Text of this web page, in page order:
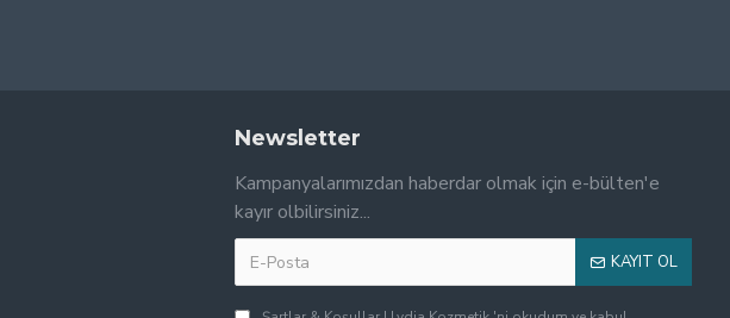
Newsletter
Kampanyalarımızdan haberdar olmak için e-bülten'e
kayır olbilirsiniz...
KAYIT OL